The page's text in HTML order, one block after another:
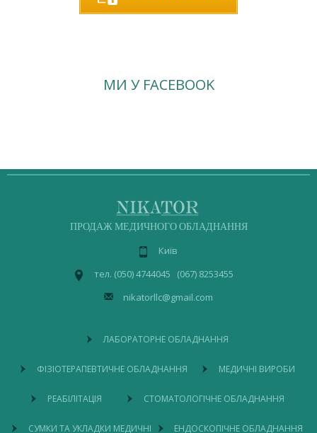
МИ У FACEBOOK
ПРОДАЖ МЕДИЧНОГО ОБЛАДНАННЯ
Київ
тел. (050) 4744045 (067) 8253455
nikatorllc@gmail.com
ЛАБОРАТОРНЕ ОБЛАДНАННЯ
ФІЗІОТЕРАПЕВТИЧНЕ ОБЛАДНАННЯ МЕДИЧНІ ВИРОБИ
РЕАБІЛІТАЦІЯ СТОМАТОЛОГІЧНЕ ОБЛАДНАННЯ
СУМКИ ТА УКЛАДКИ МЕДИЧНІ ЕНДОСКОПІЧНЕ ОБЛАДНАННЯ